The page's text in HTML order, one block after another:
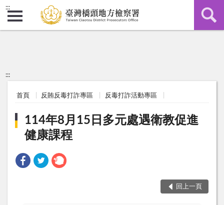
:::
:::
首頁 反賄反毒打詐專區 反毒打詐活動專區
114年8月15日多元處遇衛教促進
健康課程
回上一頁